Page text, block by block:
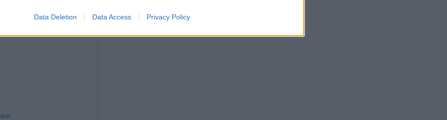
Data Deletion Data Access Privacy Policy